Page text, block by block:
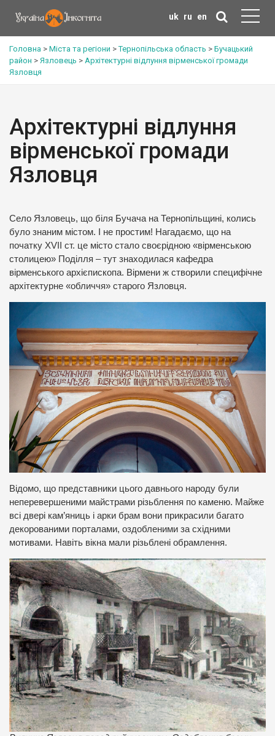
uk ru en
Головна > Міста та регіони >Тернопільська область > Бучацький
район > Язловець > Архітектурні відлуння вірменської громади
Язловця
Архітектурні відлуння
вірменської громади
Язловця
Село Язловець, що біля Бучача на Тернопільщині, колись
було знаним містом. І не простим! Нагадаємо, що на
початку XVII ст. це місто стало своєрідною «вірменською
столицею» Поділля – тут знаходилася кафедра
вірменського архієпископа. Вірмени ж створили специфічне
архітектурне «обличчя» старого Язловця.
Відомо, що представники цього давнього народу були
неперевершеними майстрами різьблення по каменю. Майже
всі двері кам’яниць і арки брам вони прикрасили багато
декорованими порталами, оздобленими за східними
мотивами. Навіть вікна мали різьблені обрамлення.